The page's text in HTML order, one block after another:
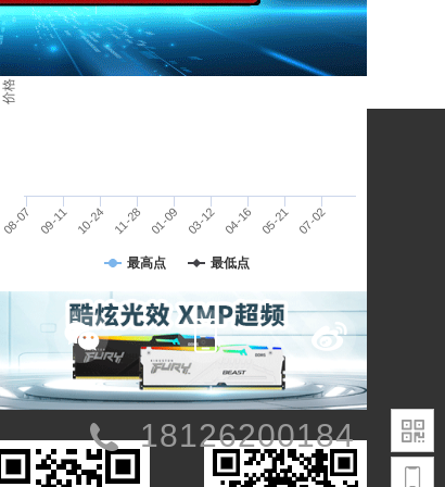
价格 / 单位：
人民币
08-07 01-09 07-02
09-11 10-24 11-28 03-12 04-16 05-21
最高点 最低点
存储未来，赢得先机
18126200184